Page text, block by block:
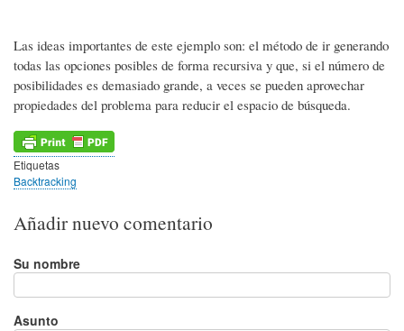
Las ideas importantes de este ejemplo son: el método de ir generando
todas las opciones posibles de forma recursiva y que, si el número de
posibilidades es demasiado grande, a veces se pueden aprovechar
propiedades del problema para reducir el espacio de búsqueda.
Etiquetas
Backtracking
Añadir nuevo comentario
Su nombre
Asunto